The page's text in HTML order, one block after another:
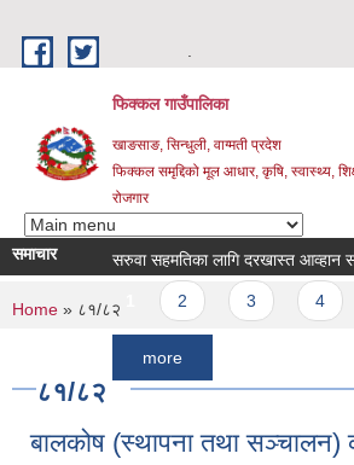
फिक्कल गाउँपालिका
खाङसाङ, सिन्धुली, वाग्मती प्रदेश
फिक्कल समृद्दिको मूल आधार, कृषि, स्वास्थ्य,
रोजगार
समाचार सरुवा सहमतिका लागि दरखास्त आव्हान सम्बन्धी
Pages
1
You are here
Home » ८१/८२
८१/८२
बालकोष (स्थापना तथा सञ्‍चालन)